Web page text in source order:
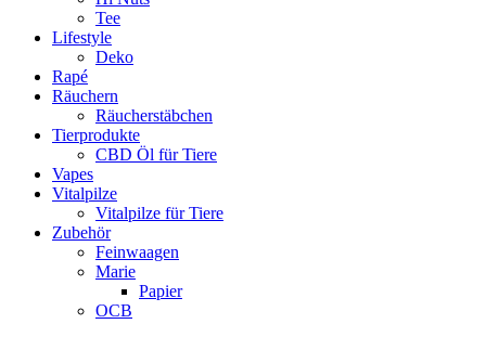
Tee
Lifestyle
Deko
Rapé
Räuchern
Räucherstäbchen
Tierprodukte
CBD Öl für Tiere
Vapes
Vitalpilze
Vitalpilze für Tiere
Zubehör
Feinwaagen
Marie
Papier
OCB